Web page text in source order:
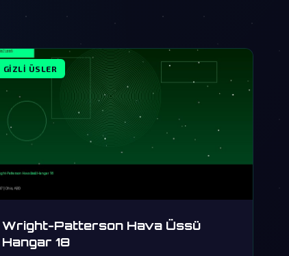
GIZLI ÜSLER
Wright-Patterson Hava Üssü
Hangar 18